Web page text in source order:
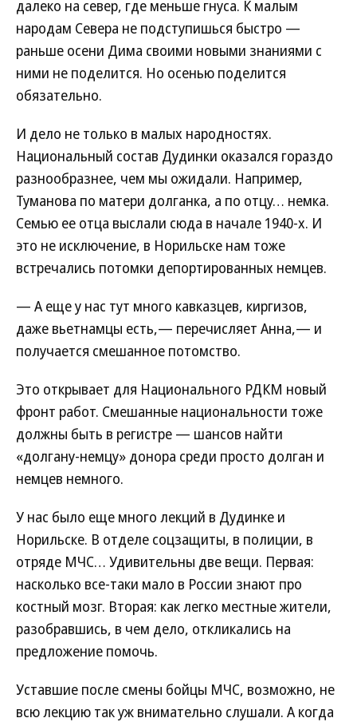
далеко на север, где меньше гнуса. К малым
народам Севера не подступишься быстро —
раньше осени Дима своими новыми знаниями с
ними не поделится. Но осенью поделится
обязательно.
И дело не только в малых народностях.
Национальный состав Дудинки оказался гораздо
разнообразнее, чем мы ожидали. Например,
Туманова по матери долганка, а по отцу… немка.
Семью ее отца выслали сюда в начале 1940-х. И
это не исключение, в Норильске нам тоже
встречались потомки депортированных немцев.
— А еще у нас тут много кавказцев, киргизов,
даже вьетнамцы есть,— перечисляет Анна,— и
получается смешанное потомство.
Это открывает для Национального РДКМ новый
фронт работ. Смешанные национальности тоже
должны быть в регистре — шансов найти
«долгану-немцу» донора среди просто долган и
немцев немного.
У нас было еще много лекций в Дудинке и
Норильске. В отделе соцзащиты, в полиции, в
отряде МЧС… Удивительны две вещи. Первая:
насколько все-таки мало в России знают про
костный мозг. Вторая: как легко местные жители,
разобравшись, в чем дело, откликались на
предложение помочь.
Уставшие после смены бойцы МЧС, возможно, не
всю лекцию так уж внимательно слушали. А когда